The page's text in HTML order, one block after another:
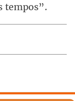
tempos”.